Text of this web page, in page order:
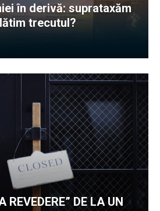
în derivă: suprataxăm
trecutul?
REVEDERE” DE LA UN